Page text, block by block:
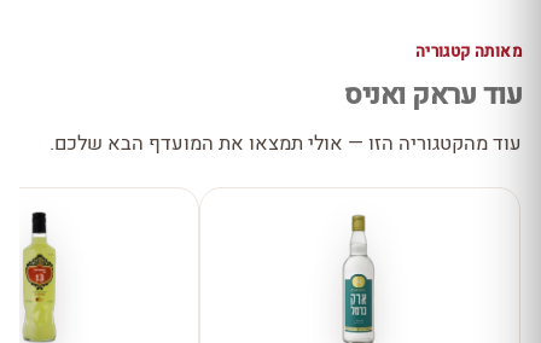
מאותה קטגוריה
עוד עראק ואניס
עוד מהקטגוריה הזו — אולי תמצאו את המועדף הבא שלכם.